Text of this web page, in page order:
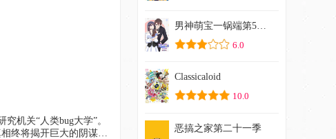
终将揭开巨大的阴谋…
男神萌宝一锅端第5季·动态漫
6.0
Classicaloid
10.0
恶搞之家第二十一季